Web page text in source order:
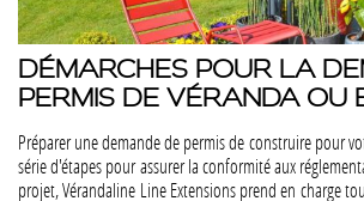
DÉMARCHES POUR LA
PERMIS DE VÉRANDA OU
Préparer une demande de permis de construire pour
série d'étapes pour assurer la conformité aux
projet, Vérandaline Line Extensions prend en charge